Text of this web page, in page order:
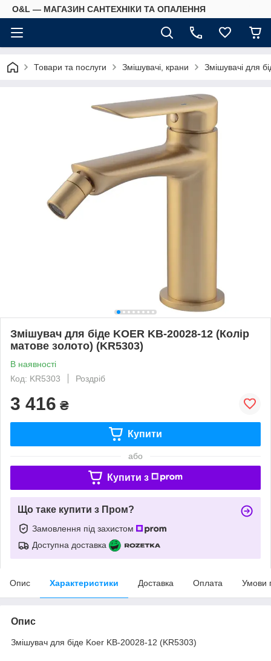
O&L — МАГАЗИН САНТЕХНІКИ ТА ОПАЛЕННЯ
Товари та послуги Змішувачі, крани Змішувачі для
Змішувач для біде KOER KB-20028-12 (Колір
матове золото) (KR5303)
В наявності
Код: KR5303
Роздріб
3 416 ₴
Купити
або
Купити з
Що таке купити з Пром?
Замовлення під захистом
Доступна доставка
Опис Характеристики Доставка Оплата Умови
Опис
Змішувач для біде Koer KB-20028-12 (KR5303)